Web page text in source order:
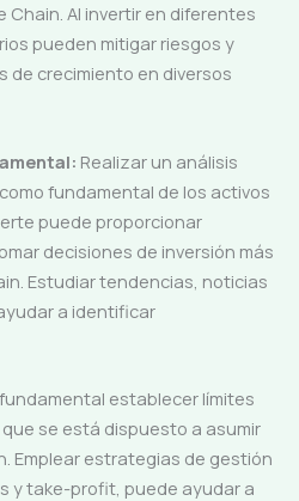
Chain. Al invertir en diferentes
pueden mitigar riesgos y
de crecimiento en diversos
Realizar un análisis
fundamental de los activos
puede proporcionar
decisiones de inversión más
Estudiar tendencias, noticias
a identificar
establecer límites
se está dispuesto a asumir
Emplear estrategias de gestión
y take-profit, puede ayudar a